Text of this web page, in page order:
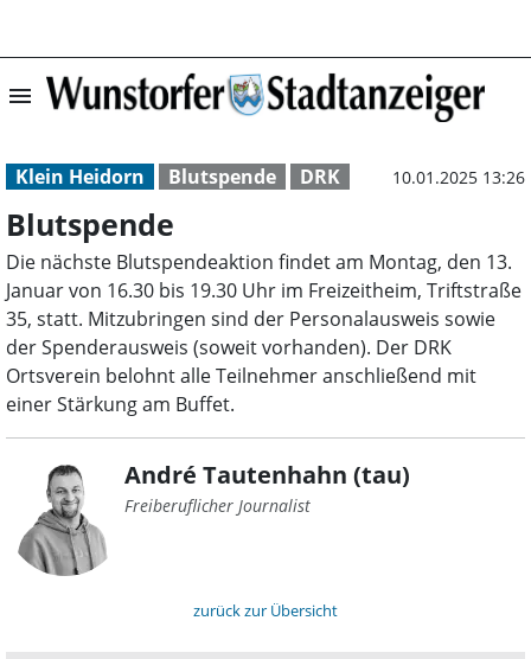
menu Blutspende |
Klein Heidorn Blutspende DRK 10.01.2025 13:26
Blutspende
Die nächste Blutspendeaktion findet am Montag, den 13.
Januar von 16.30 bis 19.30 Uhr im Freizeitheim, Triftstraße
35, statt. Mitzubringen sind der Personalausweis sowie
der Spenderausweis (soweit vorhanden). Der DRK
Ortsverein belohnt alle Teilnehmer anschließend mit
einer Stärkung am Buffet.
André Tautenhahn (tau)
Freiberuflicher Journalist
zurück zur Übersicht